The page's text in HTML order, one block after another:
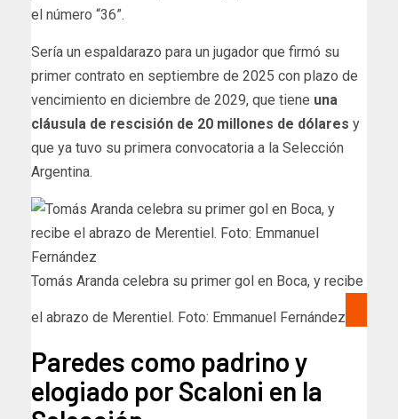
el número “36”.
Sería un espaldarazo para un jugador que firmó su
primer contrato en septiembre de 2025 con plazo de
vencimiento en diciembre de 2029, que tiene una
cláusula de rescisión de 20 millones de dólares y
que ya tuvo su primera convocatoria a la Selección
Argentina.
Tomás Aranda celebra su primer gol en Boca, y recibe
el abrazo de Merentiel. Foto: Emmanuel Fernández
Paredes como padrino y
elogiado por Scaloni en la